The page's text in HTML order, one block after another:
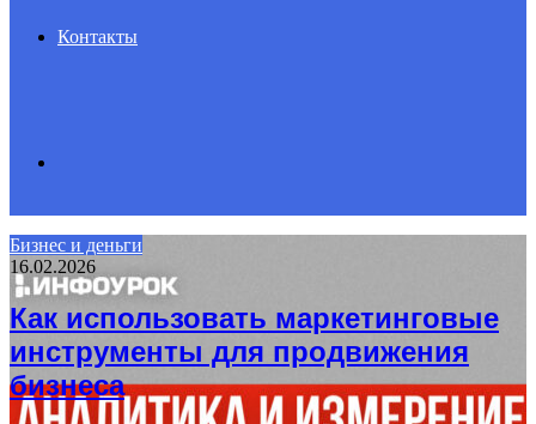
Контакты
for
Бизнес и деньги
16.02.2026
Как использовать маркетинговые
инструменты для продвижения
бизнеса